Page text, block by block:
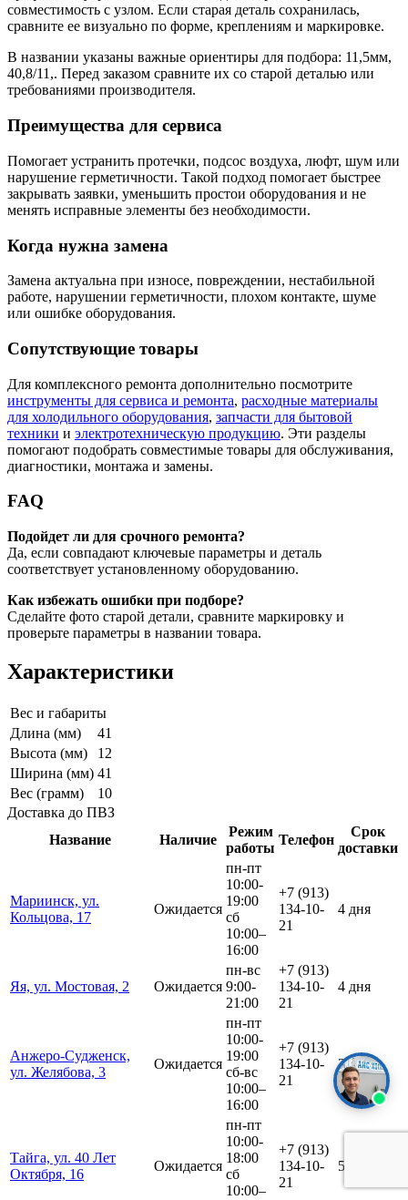
совместимость с узлом. Если старая деталь сохранилась,
сравните ее визуально по форме, креплениям и маркировке.
В названии указаны важные ориентиры для подбора: 11,5мм,
40,8/11,. Перед заказом сравните их со старой деталью или
требованиями производителя.
Преимущества для сервиса
Помогает устранить протечки, подсос воздуха, люфт, шум или
нарушение герметичности. Такой подход помогает быстрее
закрывать заявки, уменьшить простои оборудования и не
менять исправные элементы без необходимости.
Когда нужна замена
Замена актуальна при износе, повреждении, нестабильной
работе, нарушении герметичности, плохом контакте, шуме
или ошибке оборудования.
Сопутствующие товары
Для комплексного ремонта дополнительно посмотрите
инструменты для сервиса и ремонта, расходные материалы
для холодильного оборудования, запчасти для бытовой
техники и электротехническую продукцию. Эти разделы
помогают подобрать совместимые товары для обслуживания,
диагностики, монтажа и замены.
FAQ
Подойдет ли для срочного ремонта?
Да, если совпадают ключевые параметры и деталь
соответствует установленному оборудованию.
Как избежать ошибки при подборе?
Сделайте фото старой детали, сравните маркировку и
проверьте параметры в названии товара.
Характеристики
Вес и габариты
Длина (мм)
41
Высота (мм)
12
Ширина (мм) 41
Вес (грамм)
10
Доставка до ПВЗ
Название
Наличие
Режим
работы
Телефон
Срок
доставки
Мариинск, ул.
Кольцова, 17
Ожидается
пн-пт
10:00-
19:00
сб
10:00–
16:00
+7 (913)
134-10-
21
4 дня
Яя, ул. Мостовая, 2 Ожидается
пн-вс
9:00-
21:00
+7 (913)
134-10-
21
4 дня
Анжеро-Судженск,
ул. Желябова, 3
Ожидается
пн-пт
10:00-
19:00
сб-вс
10:00–
16:00
+7 (913)
134-10-
21
3 дня
Тайга, ул. 40 Лет
Октября, 16
Ожидается
пн-пт
10:00-
18:00
сб
10:00–
+7 (913)
134-10-
21
5 дней